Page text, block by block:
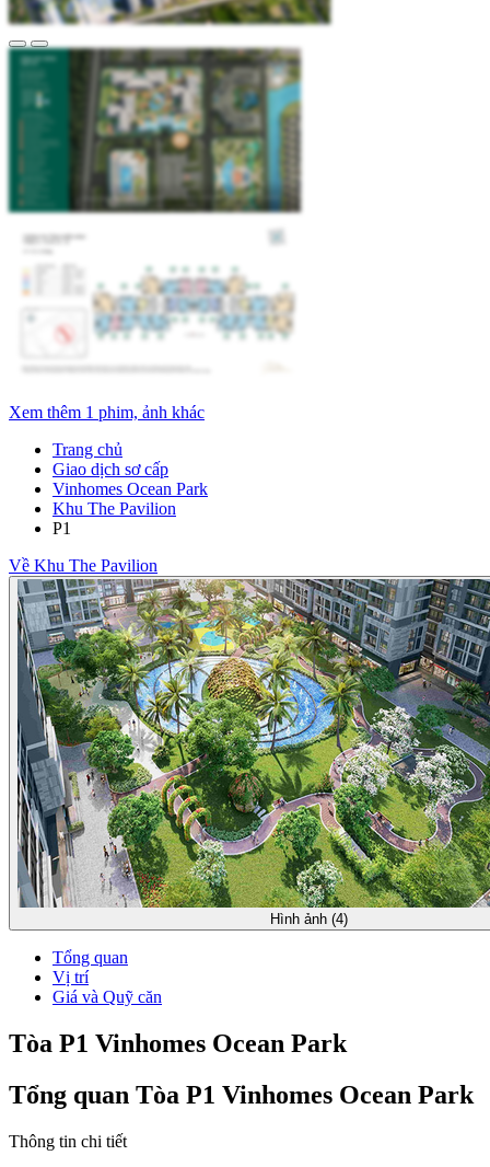
Xem thêm 1 phim, ảnh khác
Trang chủ
Giao dịch sơ cấp
Vinhomes Ocean Park
Khu The Pavilion
P1
Về Khu The Pavilion
Hình ảnh (4)
Tổng quan
Vị trí
Giá và Quỹ căn
Tòa P1 Vinhomes Ocean Park
Tổng quan Tòa P1 Vinhomes Ocean Park
Thông tin chi tiết